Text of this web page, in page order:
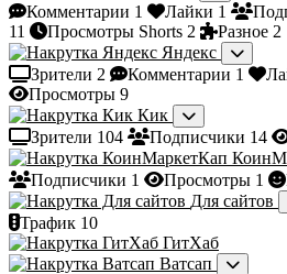
Комментарии 1 Лайки 1
11
Просмотры Shorts 2 Разное 2
Яндекс
Зрители 2 Комментарии 1
Просмотры 9
Кик
Зрители 104 Подписчики 14
Подписчики 1 Просмотры 1
Для сайтов
Трафик 10
ГитХаб
Ватсап